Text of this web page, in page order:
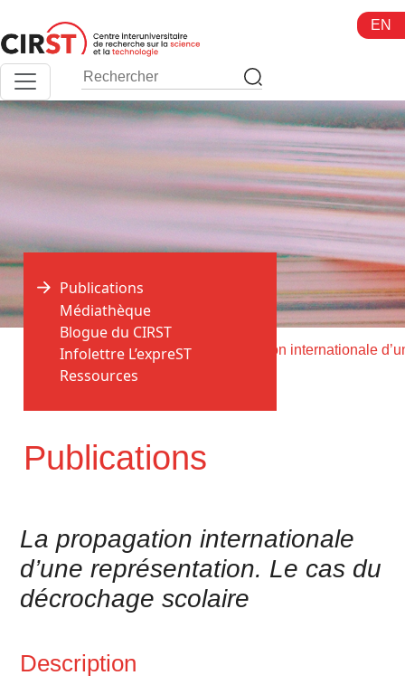
au
contenu
EN
Accueil > Publications >
Publications
Publications
Médiathèque
Blogue du CIRST
Infolettre L’expreST
Ressources
La propagation internationale
d’une représentation. Le cas du
décrochage scolaire
Description